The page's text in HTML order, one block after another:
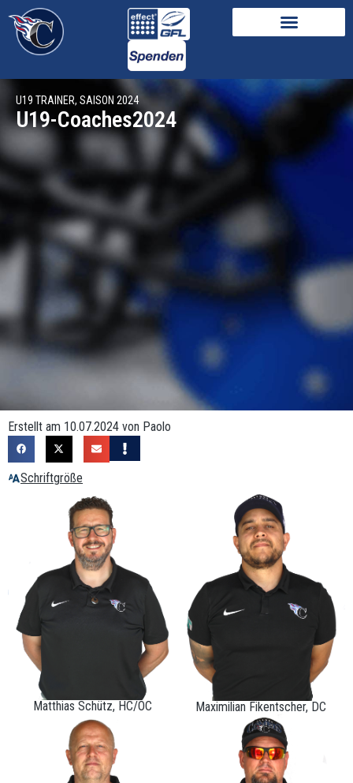
U19 TRAINER, SAISON 2024
U19-Coaches2024
Erstellt am 10.07.2024 von Paolo
Schriftgröße
Matthias Schütz, HC/OC Maximilian Fikentscher, DC